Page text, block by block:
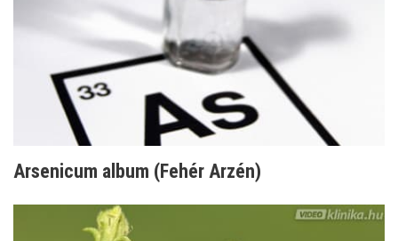
Arsenicum album (Fehér Arzén)